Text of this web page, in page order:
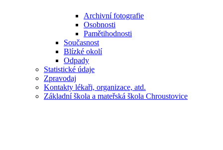
Archivní fotografie
Osobnosti
Pamětihodnosti
Současnost
Blízké okolí
Odpady
Statistické údaje
Zpravodaj
Kontakty lékaři, organizace, atd.
Základní škola a mateřská škola Chroustovice